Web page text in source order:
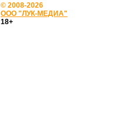
© 2008-2026
ООО "ЛУК-МЕДИА"
18+